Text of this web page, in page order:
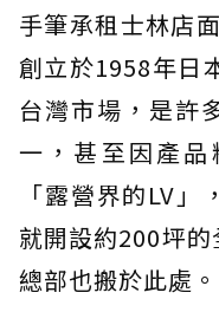
手筆承租士林店
創立於1958年日
台灣市場，是許
一，甚至因產
「露營界的LV」
就開設約200坪
總部也搬於此處。